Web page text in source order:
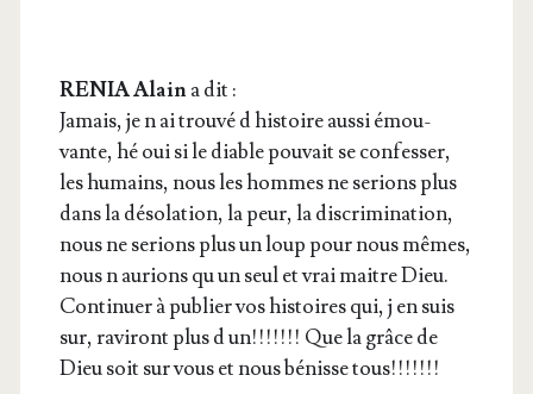
RENIA Alain a dit :
Jamais, je n ai trou­vé d his­toire aus­si émou­
vante, hé oui si le diable pou­vait se confes­ser,
les humains, nous les hommes ne serions plus
dans la déso­la­tion, la peur, la dis­cri­mi­na­tion,
nous ne serions plus un loup pour nous mêmes,
nous n aurions qu un seul et vrai maitre Dieu.
Conti­nuer à publier vos his­toires qui, j en suis
sur, ravi­ront plus d un!!!!!!! Que la grâce de
Dieu soit sur vous et nous bénisse tous!!!!!!!